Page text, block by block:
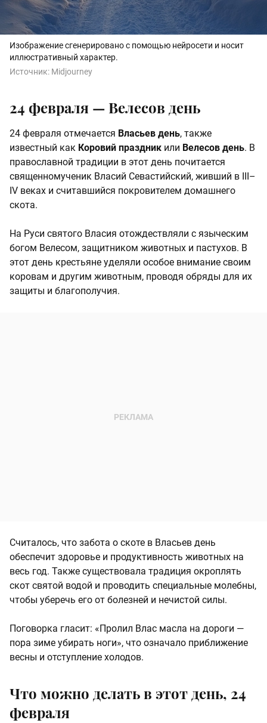
Изображение сгенерировано с помощью нейросети и носит
иллюстративный характер.
Источник: Midjourney
24 февраля — Велесов день
24 февраля отмечается Власьев день, также
известный как Коровий праздник или Велесов день. В
православной традиции в этот день почитается
священномученик Власий Севастийский, живший в III–
IV веках и считавшийся покровителем домашнего
скота.
На Руси святого Власия отождествляли с языческим
богом Велесом, защитником животных и пастухов. В
этот день крестьяне уделяли особое внимание своим
коровам и другим животным, проводя обряды для их
защиты и благополучия.
Считалось, что забота о скоте в Власьев день
обеспечит здоровье и продуктивность животных на
весь год. Также существовала традиция окроплять
скот святой водой и проводить специальные молебны,
чтобы уберечь его от болезней и нечистой силы.
Поговорка гласит: «Пролил Влас масла на дороги —
пора зиме убирать ноги», что означало приближение
весны и отступление холодов.
Что можно делать в этот день, 24
февраля